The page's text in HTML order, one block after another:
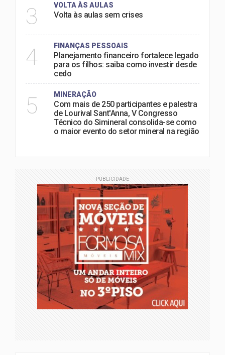
3 VOLTA ÀS AULAS
Volta às aulas sem crises
4 FINANÇAS PESSOAIS
Planejamento financeiro fortalece legado
para os filhos: saiba como investir desde
cedo
5 MINERAÇÃO
Com mais de 250 participantes e palestra
de Lourival Sant'Anna, V Congresso
Técnico do Simineral consolida-se como
o maior evento do setor mineral na região
PUBLICIDADE